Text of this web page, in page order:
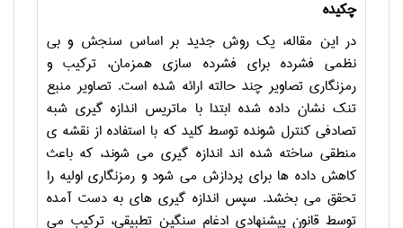
چکیده
در این مقاله، یک روش جدید بر اساس سنجش و بی
نظمی فشرده برای فشرده سازی همزمان، ترکیب و
رمزنگاری تصاویر چند حالته ارائه شده است. تصاویر منبع
تنک نشان داده شده ابتدا با ماتریس اندازه گیری شبه
تصادفی کنترل شونده توسط کلید که با استفاده از نقشه ی
منطقی ساخته شده اند اندازه گیری می شوند، که باعث
کاهش داده ها برای پردازش می شود و رمزنگاری اولیه را
تحقق می بخشد. سپس اندازه گیری های به دست آمده
توسط قانون پیشنهادی ادغام سنگین تطبیقی، ترکیب می